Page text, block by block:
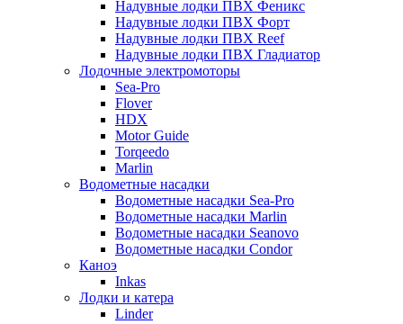
Надувные лодки ПВХ Феникс
Надувные лодки ПВХ Форт
Надувные лодки ПВХ Reef
Надувные лодки ПВХ Гладиатор
Лодочные электромоторы
Sea-Pro
Flover
HDX
Motor Guide
Torqeedo
Marlin
Водометные насадки
Водометные насадки Sea-Pro
Водометные насадки Marlin
Водометные насадки Seanovo
Водометные насадки Condor
Каноэ
Inkas
Лодки и катера
Linder